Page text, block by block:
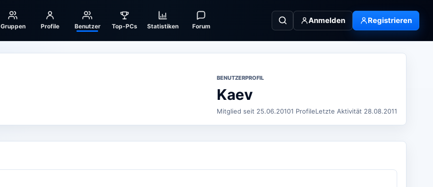
Gruppen Profile Benutzer Top-PCs Statistiken Forum
Anmelden Registrieren
BENUTZERPROFIL
Kaev
Mitglied seit 25.06.20101 ProfileLetzte Aktivität 28.08.2011